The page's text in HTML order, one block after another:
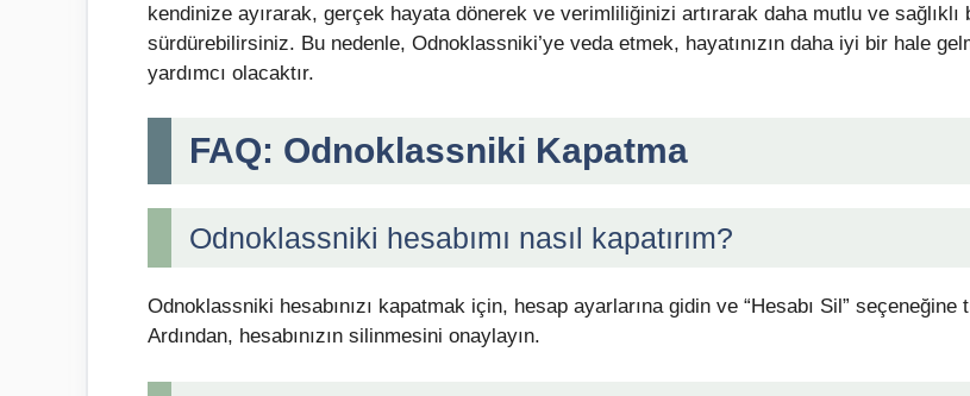
kendinize ayırarak, gerçek hayata dönerek ve verimliliğinizi artırarak daha mutlu ve sağlıklı
sürdürebilirsiniz. Bu nedenle, Odnoklassniki’ye veda etmek, hayatınızın daha iyi bir hale
yardımcı olacaktır.
FAQ: Odnoklassniki Kapatma
Odnoklassniki hesabımı nasıl kapatırım?
Odnoklassniki hesabınızı kapatmak için, hesap ayarlarına gidin ve “Hesabı Sil” seçeneğine
Ardından, hesabınızın silinmesini onaylayın.